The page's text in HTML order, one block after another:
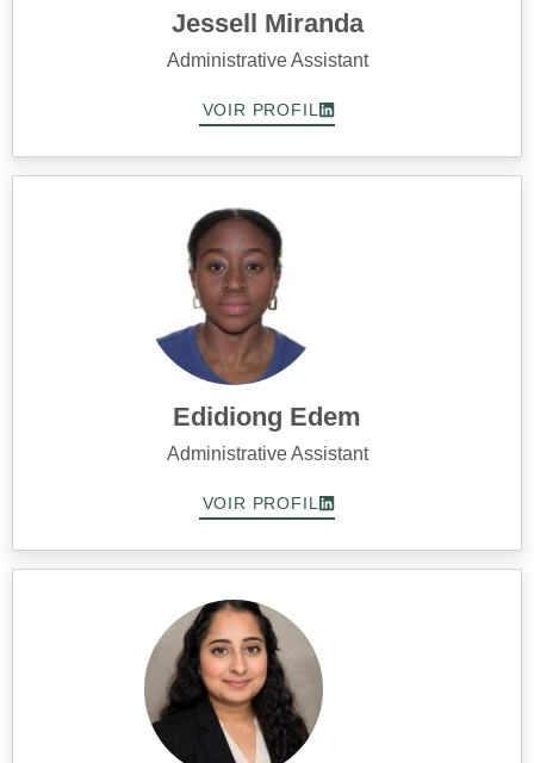
Jessell Miranda
Administrative Assistant
VOIR PROFIL
Edidiong Edem
Administrative Assistant
VOIR PROFIL